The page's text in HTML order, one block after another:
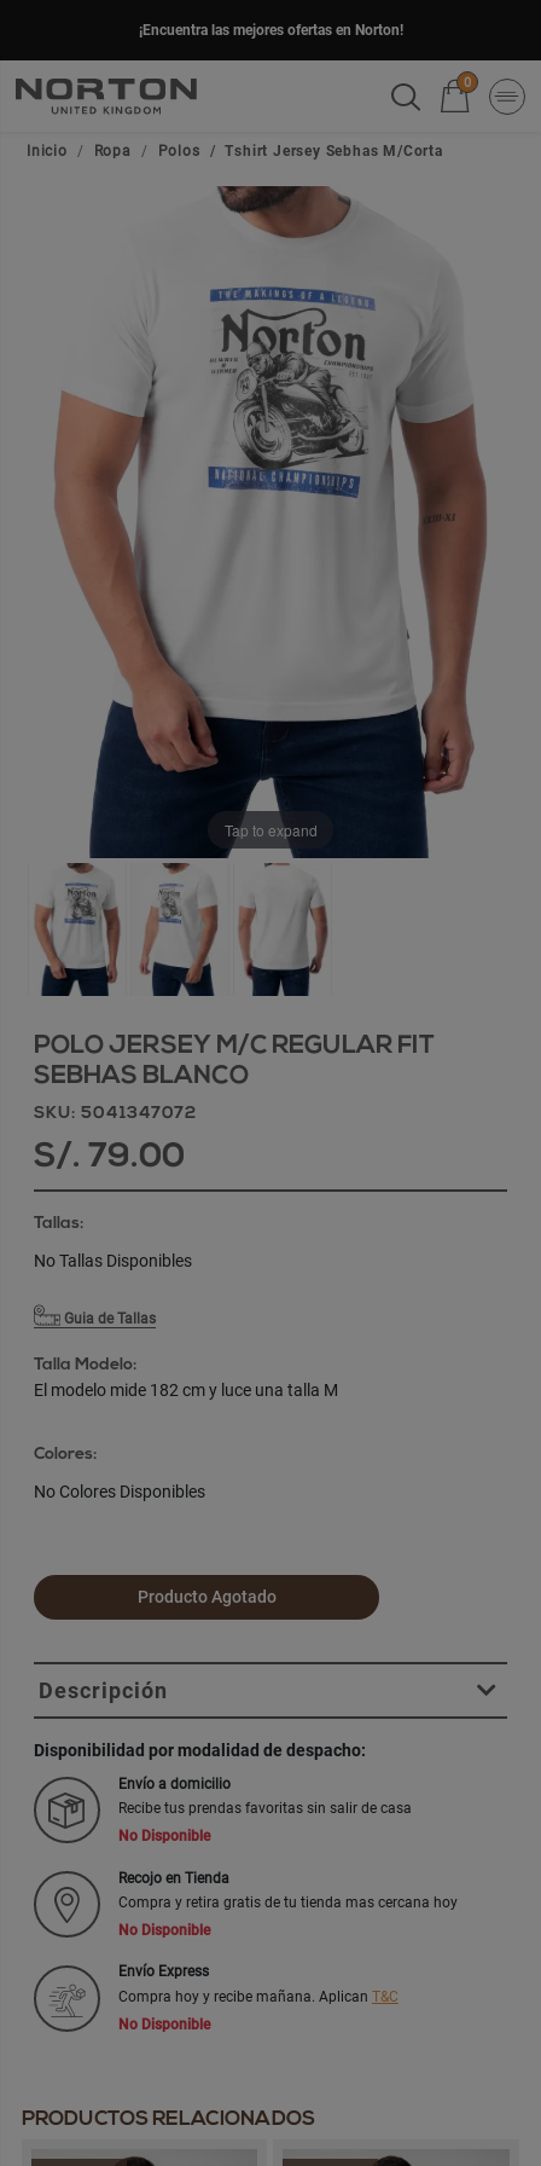
¡Encuentra las mejores ofertas en Norton!
0
Inicio Ropa Polos Tshirt Jersey Sebhas M/Corta
Tap to expand
POLO JERSEY M/C REGULAR FIT
SEBHAS BLANCO
SKU: 5041347072
S/. 79.00
Tallas:
No Tallas Disponibles
Guia de Tallas
Talla Modelo:
El modelo mide 182 cm y luce una talla M
Colores:
No Colores Disponibles
Producto Agotado
Descripción
Disponibilidad por modalidad de despacho:
Envío a domicilio
Recibe tus prendas favoritas sin salir de casa
No Disponible
Recojo en Tienda
Compra y retira gratis de tu tienda mas cercana hoy
No Disponible
Envío Express
Compra hoy y recibe mañana. Aplican T&C
No Disponible
PRODUCTOS RELACIONADOS